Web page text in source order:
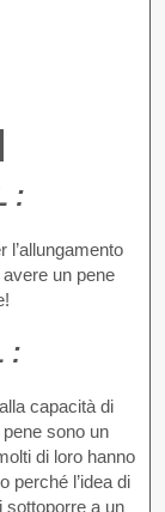
:
l’allungamento
un pene
:
capacità di
sono un
di loro hanno
perché l’idea di
sottoporre a un